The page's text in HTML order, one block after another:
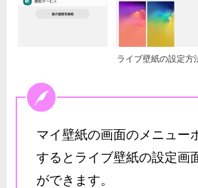
ライブ壁紙の設定方
マイ壁紙の画面のメニュー
するとライブ壁紙の設定画
ができます。